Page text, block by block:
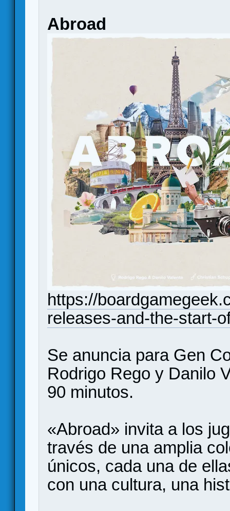
Abroad
https://
releases-and-the-start-
Se anuncia para Gen
Rodrigo Rego y Danilo
90 minutos.
«Abroad» invita a los
través de una amplia
únicos, cada una de
con una cultura, una